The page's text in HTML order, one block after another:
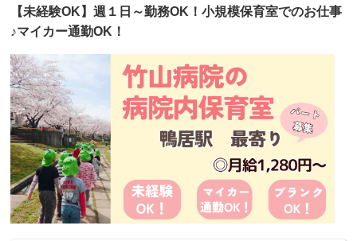
【未経験OK】週１日～勤務OK！小規模保育室でのお仕事
♪マイカー通勤OK！